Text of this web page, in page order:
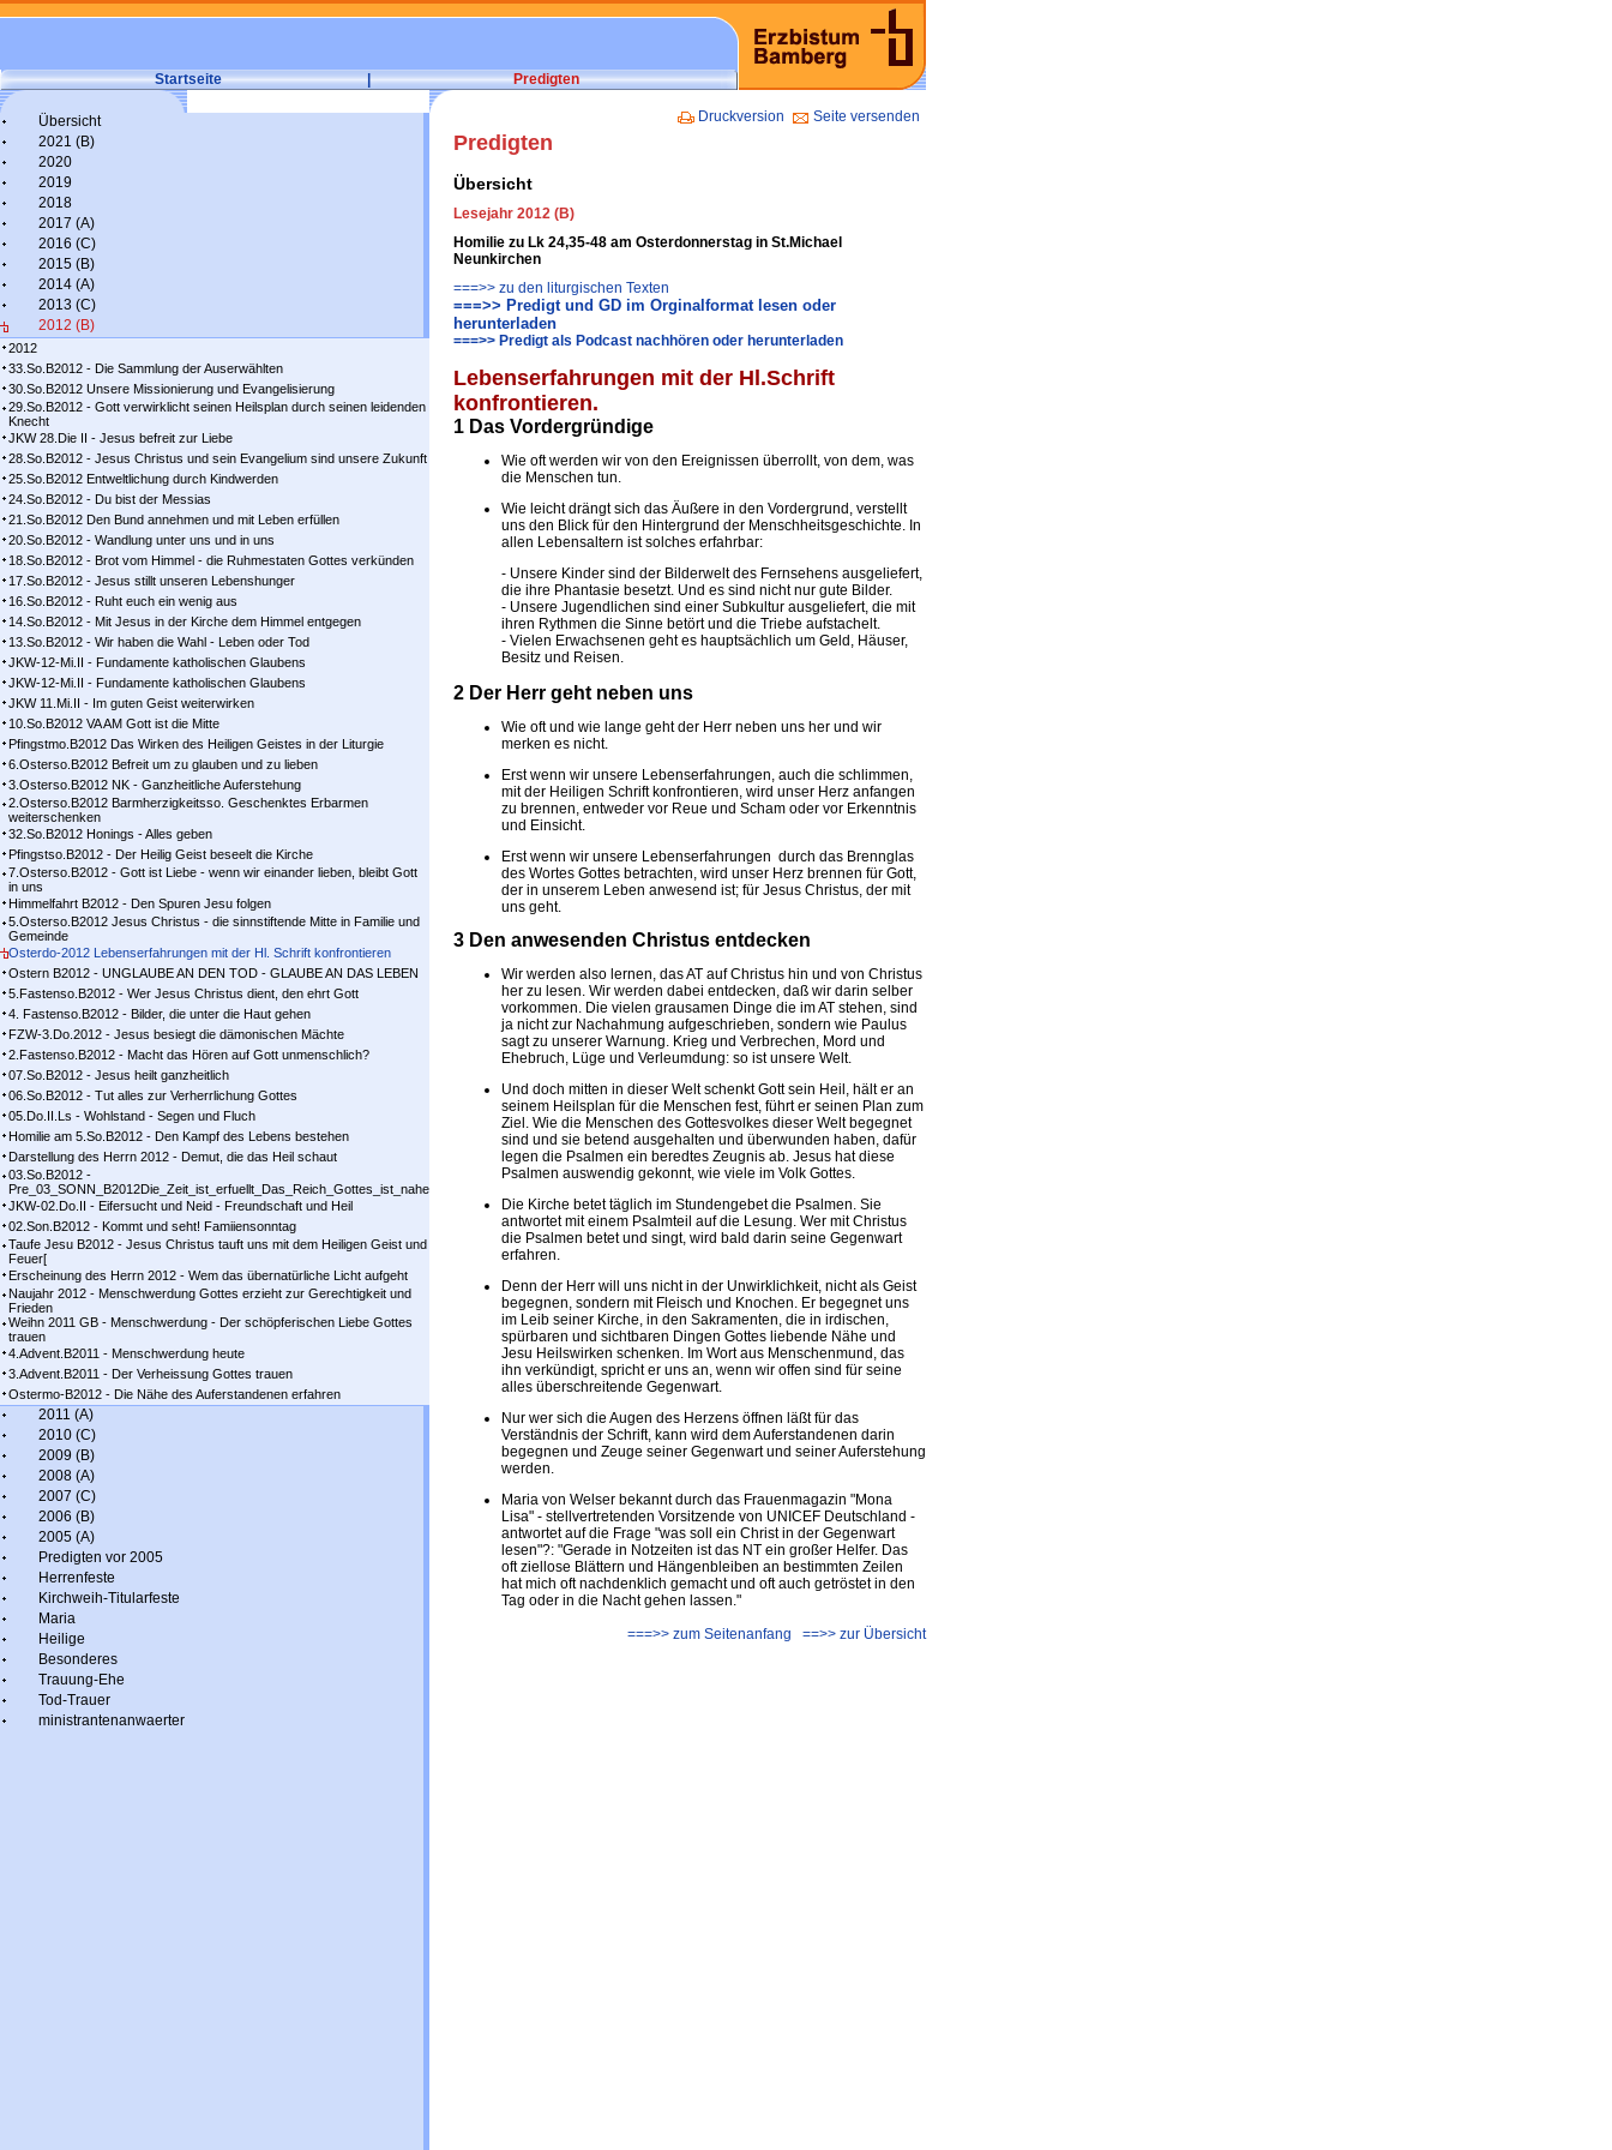
Startseite | Predigten
Übersicht
2021 (B)
2020
2019
2018
2017 (A)
2016 (C)
2015 (B)
2014 (A)
2013 (C)
2012 (B)
2012
33.So.B2012 - Die Sammlung der Auserwählten
30.So.B2012 Unsere Missionierung und Evangelisierung
29.So.B2012 - Gott verwirklicht seinen Heilsplan durch seinen leidenden
Knecht
JKW 28.Die II - Jesus befreit zur Liebe
28.So.B2012 - Jesus Christus und sein Evangelium sind unsere Zukunft
25.So.B2012 Entweltlichung durch Kindwerden
24.So.B2012 - Du bist der Messias
21.So.B2012 Den Bund annehmen und mit Leben erfüllen
20.So.B2012 - Wandlung unter uns und in uns
18.So.B2012 - Brot vom Himmel - die Ruhmestaten Gottes verkünden
17.So.B2012 - Jesus stillt unseren Lebenshunger
16.So.B2012 - Ruht euch ein wenig aus
14.So.B2012 - Mit Jesus in der Kirche dem Himmel entgegen
13.So.B2012 - Wir haben die Wahl - Leben oder Tod
JKW-12-Mi.II - Fundamente katholischen Glaubens
JKW-12-Mi.II - Fundamente katholischen Glaubens
JKW 11.Mi.II - Im guten Geist weiterwirken
10.So.B2012 VA AM Gott ist die Mitte
Pfingstmo.B2012 Das Wirken des Heiligen Geistes in der Liturgie
6.Osterso.B2012 Befreit um zu glauben und zu lieben
3.Osterso.B2012 NK - Ganzheitliche Auferstehung
2.Osterso.B2012 Barmherzigkeitsso. Geschenktes Erbarmen
weiterschenken
32.So.B2012 Honings - Alles geben
Pfingstso.B2012 - Der Heilig Geist beseelt die Kirche
7.Osterso.B2012 - Gott ist Liebe - wenn wir einander lieben, bleibt Gott
in uns
Himmelfahrt B2012 - Den Spuren Jesu folgen
5.Osterso.B2012 Jesus Christus - die sinnstiftende Mitte in Familie und
Gemeinde
Osterdo-2012 Lebenserfahrungen mit der Hl. Schrift konfrontieren
Ostern B2012 - UNGLAUBE AN DEN TOD - GLAUBE AN DAS LEBEN
5.Fastenso.B2012 - Wer Jesus Christus dient, den ehrt Gott
4. Fastenso.B2012 - Bilder, die unter die Haut gehen
FZW-3.Do.2012 - Jesus besiegt die dämonischen Mächte
2.Fastenso.B2012 - Macht das Hören auf Gott unmenschlich?
07.So.B2012 - Jesus heilt ganzheitlich
06.So.B2012 - Tut alles zur Verherrlichung Gottes
05.Do.II.Ls - Wohlstand - Segen und Fluch
Homilie am 5.So.B2012 - Den Kampf des Lebens bestehen
Darstellung des Herrn 2012 - Demut, die das Heil schaut
03.So.B2012 -
Pre_03_SONN_B2012Die_Zeit_ist_erfuellt_Das_Reich_Gottes_ist_nahe
JKW-02.Do.II - Eifersucht und Neid - Freundschaft und Heil
02.Son.B2012 - Kommt und seht! Famiiensonntag
Taufe Jesu B2012 - Jesus Christus tauft uns mit dem Heiligen Geist und
Feuer[
Erscheinung des Herrn 2012 - Wem das übernatürliche Licht aufgeht
Naujahr 2012 - Menschwerdung Gottes erzieht zur Gerechtigkeit und
Frieden
Weihn 2011 GB - Menschwerdung - Der schöpferischen Liebe Gottes
trauen
4.Advent.B2011 - Menschwerdung heute
3.Advent.B2011 - Der Verheissung Gottes trauen
Ostermo-B2012 - Die Nähe des Auferstandenen erfahren
2011 (A)
2010 (C)
2009 (B)
2008 (A)
2007 (C)
2006 (B)
2005 (A)
Predigten vor 2005
Herrenfeste
Kirchweih-Titularfeste
Maria
Heilige
Besonderes
Trauung-Ehe
Tod-Trauer
ministrantenanwaerter
Druckversion Seite versenden
Predigten
Übersicht
Lesejahr 2012 (B)
Homilie zu Lk 24,35-48 am Osterdonnerstag in St.Michael
Neunkirchen
===>> zu den liturgischen Texten
===>> Predigt und GD im Orginalformat lesen oder
herunterladen
===>> Predigt als Podcast nachhören oder herunterladen
Lebenserfahrungen mit der Hl.Schrift
konfrontieren.
1 Das Vordergründige
Wie oft werden wir von den Ereignissen überrollt, von dem, was
die Menschen tun.
Wie leicht drängt sich das Äußere in den Vordergrund, verstellt
uns den Blick für den Hintergrund der Menschheitsgeschichte. In
allen Lebensaltern ist solches erfahrbar:
- Unsere Kinder sind der Bilderwelt des Fernsehens ausgeliefert,
die ihre Phantasie besetzt. Und es sind nicht nur gute Bilder.
- Unsere Jugendlichen sind einer Subkultur ausgeliefert, die mit
ihren Rythmen die Sinne betört und die Triebe aufstachelt.
- Vielen Erwachsenen geht es hauptsächlich um Geld, Häuser,
Besitz und Reisen.
2 Der Herr geht neben uns
Wie oft und wie lange geht der Herr neben uns her und wir
merken es nicht.
Erst wenn wir unsere Lebenserfahrungen, auch die schlimmen,
mit der Heiligen Schrift konfrontieren, wird unser Herz anfangen
zu brennen, entweder vor Reue und Scham oder vor Erkenntnis
und Einsicht.
Erst wenn wir unsere Lebenserfahrungen durch das Brennglas
des Wortes Gottes betrachten, wird unser Herz brennen für Gott,
der in unserem Leben anwesend ist; für Jesus Christus, der mit
uns geht.
3 Den anwesenden Christus entdecken
Wir werden also lernen, das AT auf Christus hin und von Christus
her zu lesen. Wir werden dabei entdecken, daß wir darin selber
vorkommen. Die vielen grausamen Dinge die im AT stehen, sind
ja nicht zur Nachahmung aufgeschrieben, sondern wie Paulus
sagt zu unserer Warnung. Krieg und Verbrechen, Mord und
Ehebruch, Lüge und Verleumdung: so ist unsere Welt.
Und doch mitten in dieser Welt schenkt Gott sein Heil, hält er an
seinem Heilsplan für die Menschen fest, führt er seinen Plan zum
Ziel. Wie die Menschen des Gottesvolkes dieser Welt begegnet
sind und sie betend ausgehalten und überwunden haben, dafür
legen die Psalmen ein beredtes Zeugnis ab. Jesus hat diese
Psalmen auswendig gekonnt, wie viele im Volk Gottes.
Die Kirche betet täglich im Stundengebet die Psalmen. Sie
antwortet mit einem Psalmteil auf die Lesung. Wer mit Christus
die Psalmen betet und singt, wird bald darin seine Gegenwart
erfahren.
Denn der Herr will uns nicht in der Unwirklichkeit, nicht als Geist
begegnen, sondern mit Fleisch und Knochen. Er begegnet uns
im Leib seiner Kirche, in den Sakramenten, die in irdischen,
spürbaren und sichtbaren Dingen Gottes liebende Nähe und
Jesu Heilswirken schenken. Im Wort aus Menschenmund, das
ihn verkündigt, spricht er uns an, wenn wir offen sind für seine
alles überschreitende Gegenwart.
Nur wer sich die Augen des Herzens öffnen läßt für das
Verständnis der Schrift, kann wird dem Auferstandenen darin
begegnen und Zeuge seiner Gegenwart und seiner Auferstehung
werden.
Maria von Welser bekannt durch das Frauenmagazin "Mona
Lisa" - stellvertretenden Vorsitzende von UNICEF Deutschland -
antwortet auf die Frage "was soll ein Christ in der Gegenwart
lesen"?: "Gerade in Notzeiten ist das NT ein großer Helfer. Das
oft ziellose Blättern und Hängenbleiben an bestimmten Zeilen
hat mich oft nachdenklich gemacht und oft auch getröstet in den
Tag oder in die Nacht gehen lassen."
===>> zum Seitenanfang
==>> zur Übersicht